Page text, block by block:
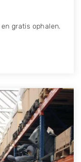
gratis ophalen.